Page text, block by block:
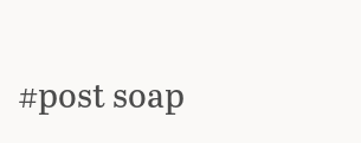
#post soap